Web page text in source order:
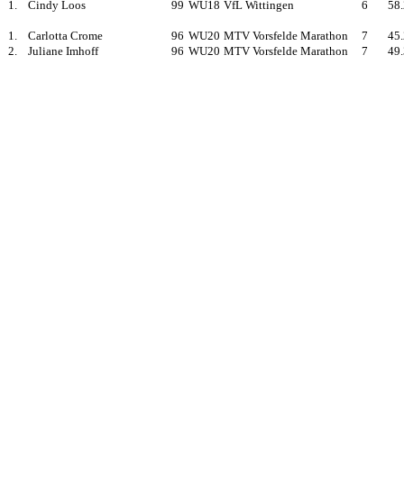
1. Cindy Loos 99 WU18 VfL Wittingen 6
1. Carlotta Crome 96 WU20 MTV Vorsfelde Marathon 7
2.
Juliane Imhoff 96 WU20 MTV Vorsfelde Marathon 7